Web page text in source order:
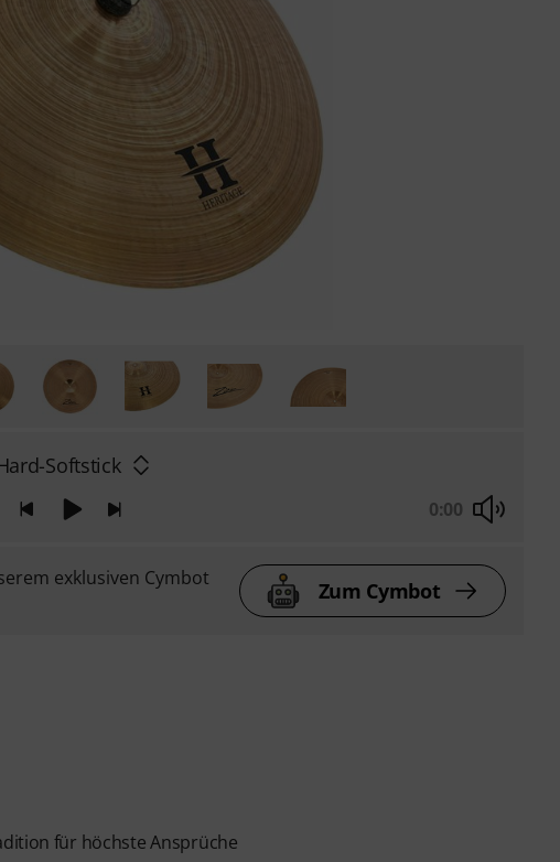
Softstick
0:00
exklusiven Cymbot
Zum Cymbot
für höchste Ansprüche